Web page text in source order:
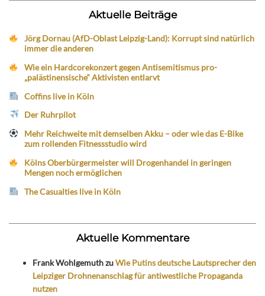
Aktuelle Beiträge
Jörg Dornau (AfD-Oblast Leipzig-Land): Korrupt sind natürlich
immer die anderen
Wie ein Hardcorekonzert gegen Antisemitismus pro-
„palästinensische“ Aktivisten entlarvt
Coffins live in Köln
Der Ruhrpilot
Mehr Reichweite mit demselben Akku – oder wie das E-Bike
zum rollenden Fitnessstudio wird
Kölns Oberbürgermeister will Drogenhandel in geringen
Mengen noch ermöglichen
The Casualties live in Köln
Aktuelle Kommentare
Frank WohlgemuthzuWie Putins deutsche Lautsprecher den
Leipziger Drohnenanschlag für antiwestliche Propaganda
nutzen